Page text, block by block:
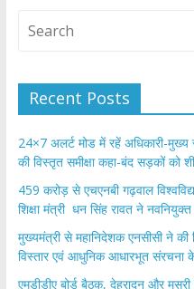
Recent Posts
24×7 अलर्ट मोड में रहें अधिकारी-
की विस्तृत समीक्षा कहा-बंद सड़कों को
459 करोड़ से एचएनबी गढ़वाल
शिक्षा मंत्री धन सिंह रावत ने
मुख्यमंत्री से महानिदेशक एनसीसी ने की
विस्तार एवं आधुनिक आधारभूत संरचना के
एमडीडीए बोर्ड बैठक, देहरादून और